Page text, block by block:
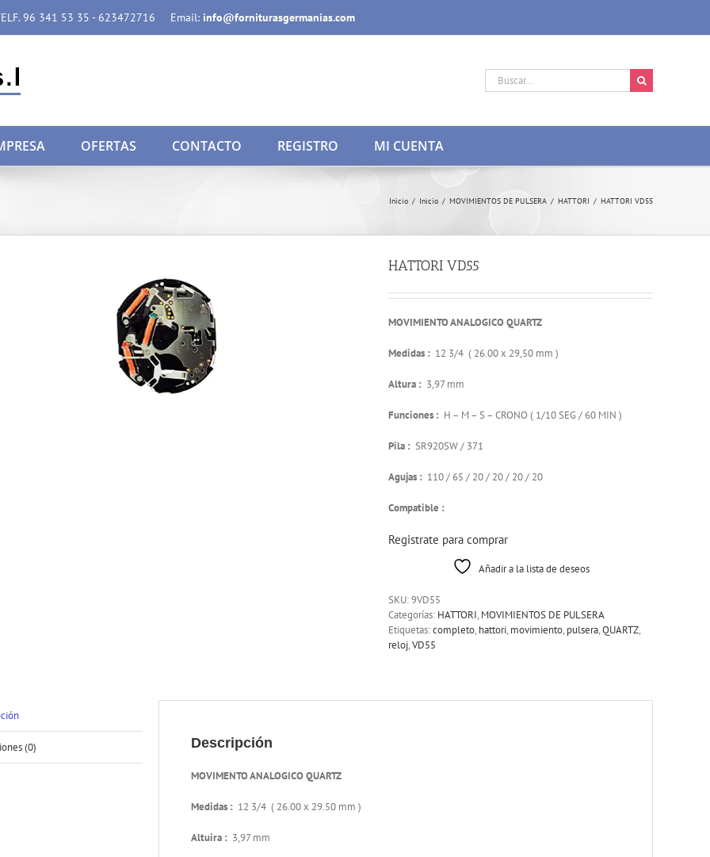
96 341 53 35 - 623472716 Email: info@forniturasgermanias.com
Buscar:
OFERTAS CONTACTO REGISTRO MI CUENTA
Inicio / Inicio / MOVIMIENTOS DE PULSERA / HATTORI / HATTORI VD55
HATTORI VD55
MOVIMIENTO ANALOGICO QUARTZ
Medidas : 12 3/4 ( 26.00 x 29,50 mm )
Altura : 3,97 mm
Funciones : H – M – S – CRONO ( 1/10 SEG / 60 MIN )
Pila : SR920SW / 371
Agujas : 110 / 65 / 20 / 20 / 20 / 20
Compatible :
Registrate para comprar
Añadir a la lista de deseos
SKU:9VD55
Categorías: HATTORI, MOVIMIENTOS DE PULSERA
Etiquetas:completo, hattori, movimiento, pulsera,QUARTZ,
reloj,VD55
(0) Descripción
MOVIMENTO ANALOGICO QUARTZ
Medidas : 12 3/4 ( 26.00 x 29.50 mm )
Altuira : 3,97 mm